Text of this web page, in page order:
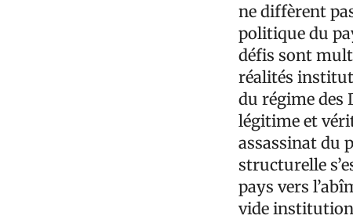
ne diffèrent
politique du
défis sont
réalités
du régime des
légitime et
assassinat du
structurelle
pays vers
vide